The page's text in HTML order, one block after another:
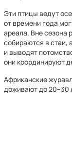
Эти птицы ведут
от времени года
ареала. Вне сезона
собираются в стаи,
и выводят
они координируют
Африканские
доживают до 20–30